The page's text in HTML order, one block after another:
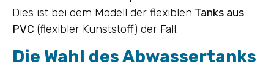
Dies ist bei dem Modell der flexiblen Tanks aus
PVC (flexibler Kunststoff) der Fall.
Die Wahl des Abwassertanks